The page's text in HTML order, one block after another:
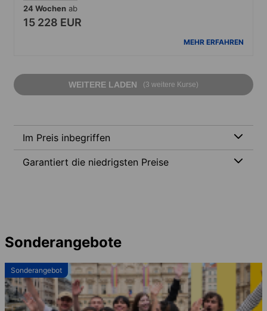
24 Wochen ab
15 228 EUR
MEHR ERFAHREN
WEITERE LADEN (3 weitere Kurse)
Im Preis inbegriffen
Garantiert die niedrigsten Preise
Sonderangebote
Sonderangebot